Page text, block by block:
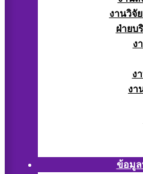
งานวิจั
ฝ่ายบ
ง
ง
งา
ข้อมูล